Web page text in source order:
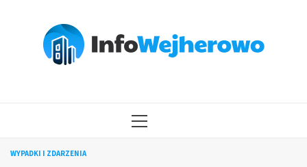
MENU
WYPADKI I ZDARZENIA